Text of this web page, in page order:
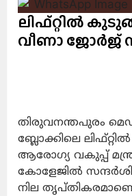
ലിഫ്റ്റില്‍
വീണാ ജോര്‍ജ്
തിരുവനന്തപുരം
ബ്ലോക്കിലെ
ആരോഗ്യ വകുപ്പ്
കോളേജില്‍
നില